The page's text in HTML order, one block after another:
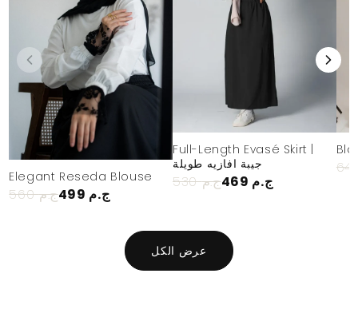
Elegant Reseda Blouse
560 ج.م 499 ج.م
Full-Length Evasé Skirt |
جيبة افازيه طويلة
530 ج.م 469 ج.م
عرض الكل